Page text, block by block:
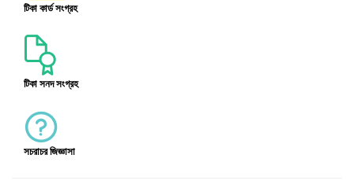
টিকা কার্ড সংগ্রহ
টিকা সনদ সংগ্রহ
সচরাচর জিজ্ঞাসা